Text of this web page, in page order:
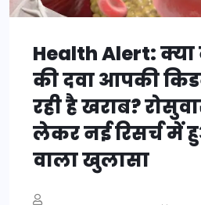
Health Alert: क्या
की दवा आपकी
रही है खराब?
लेकर नई रिसर्च में
वाला खुलासा